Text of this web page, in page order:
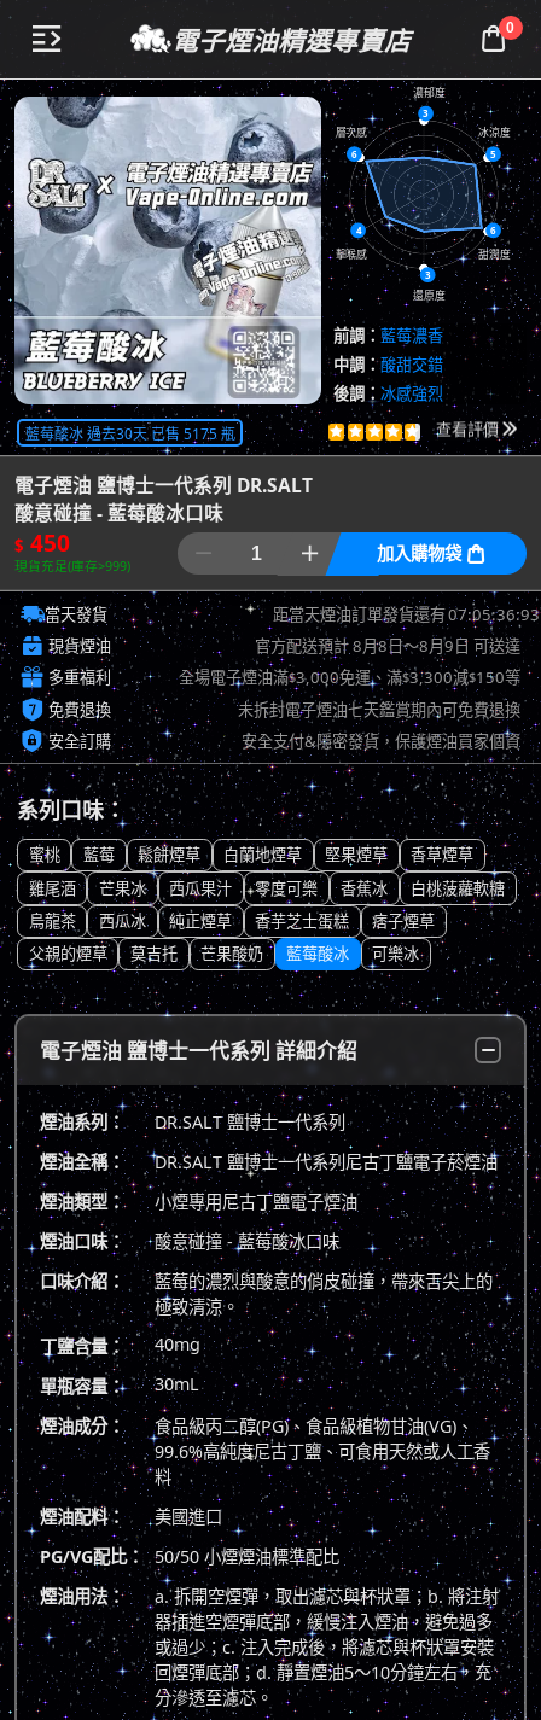
 電子煙油精選專賣店 0
3
5
6
3
4
6
濃郁度
冰涼度
甜潤度
還原度
擊喉感
層次感
前調： 藍莓濃香
中調：酸甜交錯
後調： 冰感強烈
藍莓酸冰 過去30天 已售 5175 瓶      共4678評價
查看評價
電子煙油 鹽博士一代系列 DR.SALT
酸意碰撞 - 藍莓酸冰口味
$ 450
現貨充足(庫存>999)
  加入購物袋 
當天發貨 距當天煙油訂單發貨還有07:05:36:18
 現貨煙油 官方配送預計8月8日～8月9日 可送達
 多重福利 全場電子煙油滿$3,000免運、滿$3,300減$150等
 免費退換 未拆封電子煙油七天鑑賞期內可免費退換
 安全訂購 安全支付&隱密發貨，保護煙油買家個資
系列口味：
蜜桃 藍莓 鬆餅煙草 白蘭地煙草 堅果煙草
香草煙草
雞尾酒
芒果冰 西瓜果汁 零度可樂 香蕉冰
白桃菠蘿軟糖
烏龍茶
西瓜冰 純正煙草 香芋芝士蛋糕
痞子煙草
父親的煙草
莫吉托 芒果酸奶 藍莓酸冰 可樂冰
電子煙油 鹽博士一代系列 詳細介紹
煙油系列：
DR.SALT 鹽博士一代系列
煙油全稱：
DR.SALT 鹽博士一代系列尼古丁鹽電子菸煙油
煙油類型：
小煙專用尼古丁鹽電子煙油
煙油口味：
酸意碰撞 - 藍莓酸冰口味
口味介紹：
藍莓的濃烈與酸意的俏皮碰撞，帶來舌尖上的
極致清涼。
丁鹽含量：
40mg
單瓶容量：
30mL
煙油成分：
食品級丙二醇(PG)、食品級植物甘油(VG)、
99.6%高純度尼古丁鹽、可食用天然或人工香
料
煙油配料：
美國進口
PG/VG配比： 50/50 小煙煙油標準配比
煙油用法：
a. 拆開空煙彈，取出濾芯與杯狀罩；b. 將注射
器插進空煙彈底部，緩慢注入煙油，避免過多
或過少；c. 注入完成後，將濾芯與杯狀罩安裝
回煙彈底部；d. 靜置煙油5～10分鐘左右，充
分滲透至濾芯。